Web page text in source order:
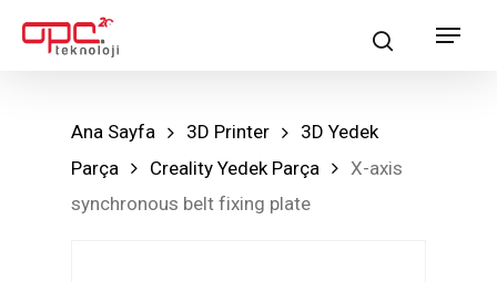
searchMenu
Ana Sayfa 3D Printer
3D Yedek
Parça
Creality Yedek Parça
X-axis
synchronous belt fixing plate